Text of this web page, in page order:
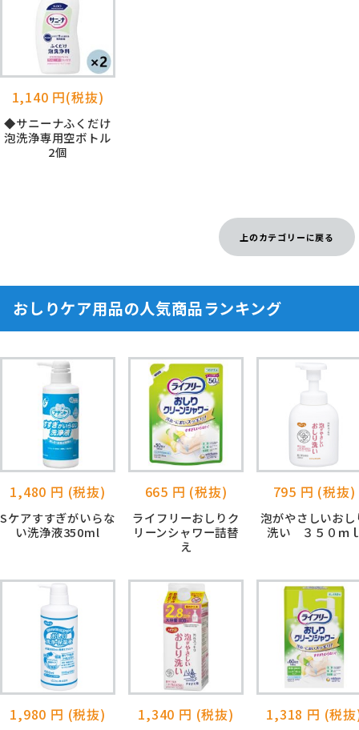
1,140 円(税抜)
◆サニーナふくだけ
泡洗浄専用空ボトル
2個
上のカテゴリーに戻る
おしりケア用品の人気商品ランキング
1,480 円 (税抜)
Sケアすすぎがいらな
い洗浄液350ml
665 円 (税抜)
ライフリーおしりク
リーンシャワー詰替
え
795 円 (税抜)
泡がやさしいおし
洗い ３５０ｍ
1,980 円 (税抜) 1,340 円 (税抜) 1,318 円 (税